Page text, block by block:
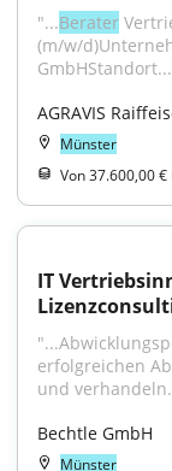
"...Berater
(m/w/
AGRAVIS
Münster
Von 37.600,00
IT
erfolgreichen
und
Bechtle GmbH
Münster